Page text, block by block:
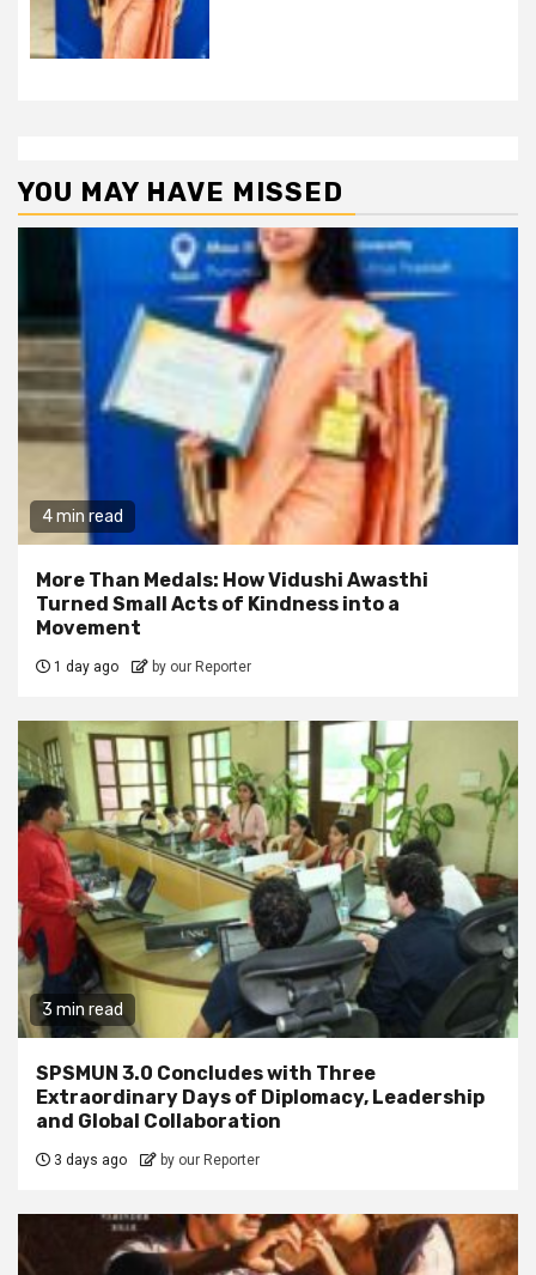
YOU MAY HAVE MISSED
4 min read
More Than Medals: How Vidushi Awasthi
Turned Small Acts of Kindness into a
Movement
1 day ago by our Reporter
3 min read
SPSMUN 3.0 Concludes with Three
Extraordinary Days of Diplomacy, Leadership
and Global Collaboration
3 days ago by our Reporter